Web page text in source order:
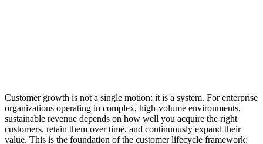
Customer growth is not a single motion; it is a system. For enterprise
organizations operating in complex, high-volume environments,
sustainable revenue depends on how well you acquire the right
customers, retain them over time, and continuously expand their
value. This is the foundation of the customer lifecycle framework: